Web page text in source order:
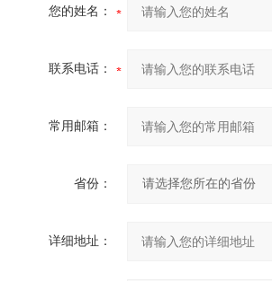
您的姓名：
联系电话：
常用邮箱：
省份：
详细地址：